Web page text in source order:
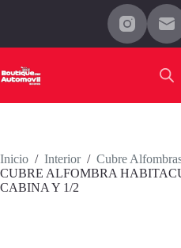
Inicio / Interior / Cubre
CUBRE ALFOMBRA
CABINA Y 1/2